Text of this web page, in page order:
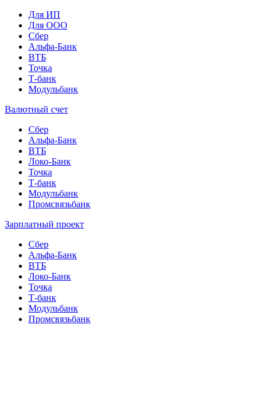
Для ИП
Для ООО
Сбер
Альфа-Банк
ВТБ
Точка
Т-банк
Модульбанк
Валютный счет
Сбер
Альфа-Банк
ВТБ
Локо-Банк
Точка
Т-банк
Модульбанк
Промсвязьбанк
Зарплатный проект
Сбер
Альфа-Банк
ВТБ
Локо-Банк
Точка
Т-банк
Модульбанк
Промсвязьбанк